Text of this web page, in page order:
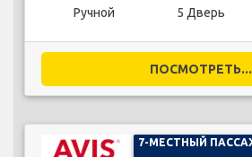
Ручной 5 Дверь
ПОСМОТРЕТЬ...